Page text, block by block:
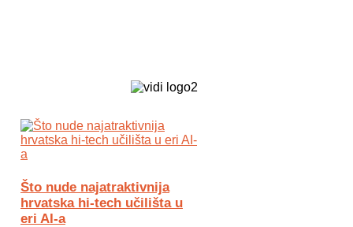
Što nude najatraktivnija
hrvatska hi-tech učilišta u
eri AI-a